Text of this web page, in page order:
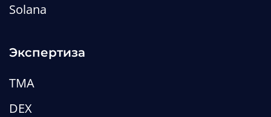
Solana
Экспертиза
TMA
DEX